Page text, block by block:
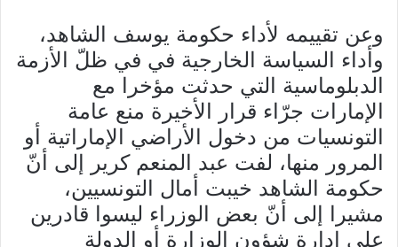
وعن تقييمه لأداء حكومة يوسف الشاهد،
وأداء السياسة الخارجية في في ظلّ الأزمة
الدبلوماسية التي حدثت مؤخرا مع
الإمارات جرّاء قرار الأخيرة منع عامة
التونسيات من دخول الأراضي الإماراتية أو
المرور منها، لفت عبد المنعم كرير إلى أنّ
حكومة الشاهد خيبت أمال التونسيين،
مشيرا إلى أنّ بعض الوزراء ليسوا قادرين
على إدارة شؤون الوزارة أو الدولة